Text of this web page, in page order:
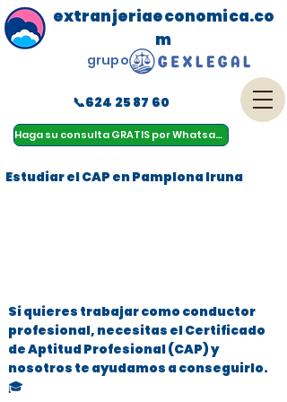
Haga su consulta GRATIS por Whatsapp
menu
extranjeriaeconomica.co
m
📞624 25 87 60
grupo
Estudiar el CAP en Pamplona Iruna
Si quieres trabajar como conductor
profesional, necesitas el Certificado
de Aptitud Profesional (CAP) y
nosotros te ayudamos a conseguirlo.
🎓